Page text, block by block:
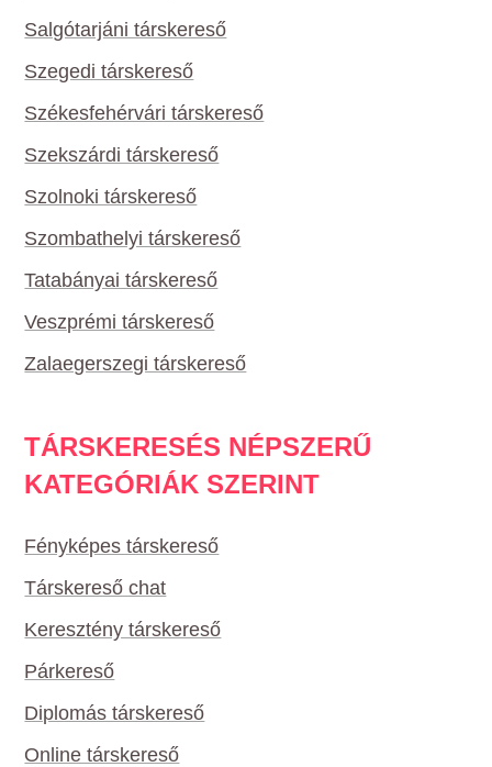
Salgótarjáni társkereső
Szegedi társkereső
Székesfehérvári társkereső
Szekszárdi társkereső
Szolnoki társkereső
Szombathelyi társkereső
Tatabányai társkereső
Veszprémi társkereső
Zalaegerszegi társkereső
TÁRSKERESÉS NÉPSZERŰ
KATEGÓRIÁK SZERINT
Fényképes társkereső
Társkereső chat
Keresztény társkereső
Párkereső
Diplomás társkereső
Online társkereső